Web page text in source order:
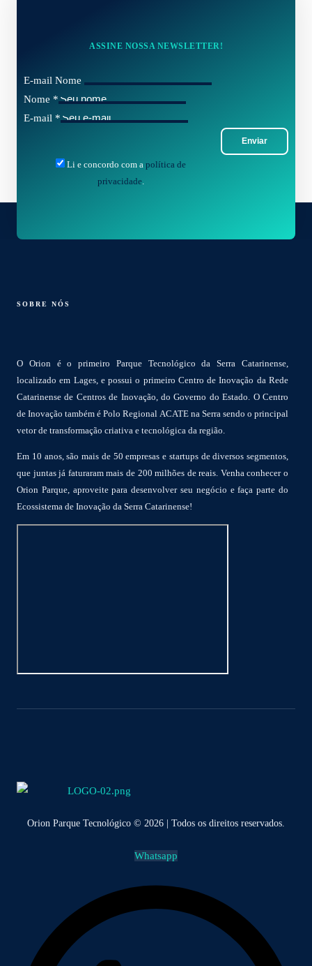
ASSINE NOSSA NEWSLETTER!
E-mail Nome
Nome *
E-mail *
Enviar
Li e concordo com a política de
privacidade.
SOBRE NÓS
O Orion é o primeiro Parque Tecnológico da Serra Catarinense,
localizado em Lages, e possui o primeiro Centro de Inovação da Rede
Catarinense de Centros de Inovação, do Governo do Estado. O Centro
de Inovação também é Polo Regional ACATE na Serra sendo o principal
vetor de transformação criativa e tecnológica da região.
Em 10 anos, são mais de 50 empresas e startups de diversos segmentos,
que juntas já faturaram mais de 200 milhões de reais. Venha conhecer o
Orion Parque, aproveite para desenvolver seu negócio e faça parte do
Ecossistema de Inovação da Serra Catarinense!
Orion Parque Tecnológico © 2026 | Todos os direitos reservados.
Whatsapp